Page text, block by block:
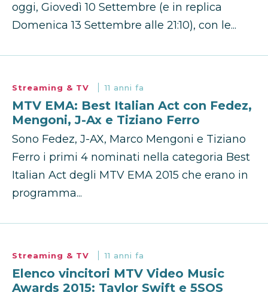
oggi, Giovedì 10 Settembre (e in replica
Domenica 13 Settembre alle 21:10), con le...
Streaming & TV 11 anni fa
MTV EMA: Best Italian Act con Fedez,
Mengoni, J-Ax e Tiziano Ferro
Sono Fedez, J-AX, Marco Mengoni e Tiziano
Ferro i primi 4 nominati nella categoria Best
Italian Act degli MTV EMA 2015 che erano in
programma...
Streaming & TV 11 anni fa
Elenco vincitori MTV Video Music
Awards 2015: Taylor Swift e 5SOS